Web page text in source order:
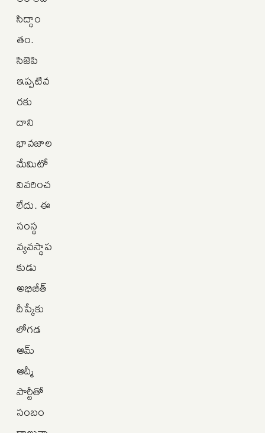
సిద్ధాం
తం.
సిజెపి
ఇప్పటివ
రకు
దాని
భావజాల
మేమిటో
వివరించ
లేదు. ఈ
సంస్థ
వ్యవస్థాప
కుడు
అభిజీత్
దీప్కేకు
లోగడ
ఆమ్
ఆద్మీ
పార్టీతో
సంబం